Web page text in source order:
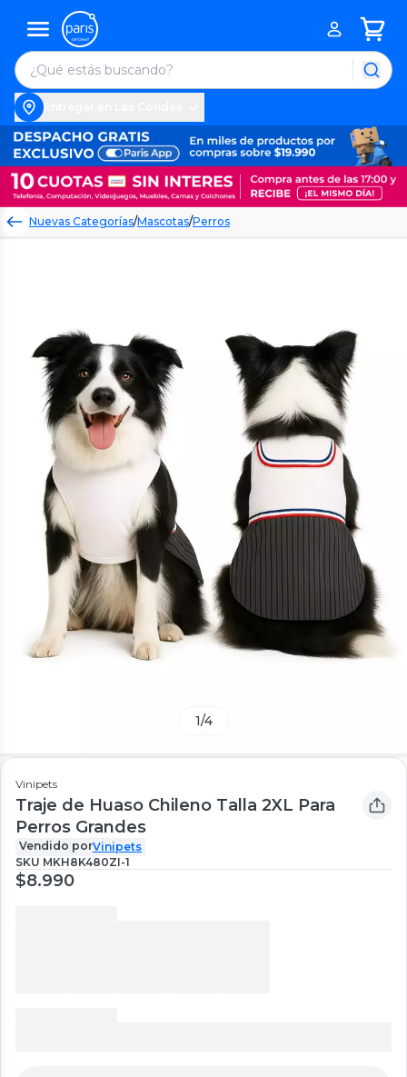
Nuevas Categorías/Mascotas/Perros
1/4
Vinipets
Traje de Huaso Chileno Talla 2XL Para
Perros Grandes
Vendido porVinipets
SKU MKH8K480ZI-1
$8.990